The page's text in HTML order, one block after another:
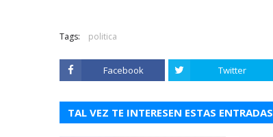
Tags: politica
Facebook Twitter
TAL VEZ TE INTERESEN ESTAS ENTRADAS